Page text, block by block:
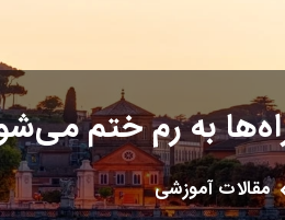
به رم ختم
مقالات آموزشی